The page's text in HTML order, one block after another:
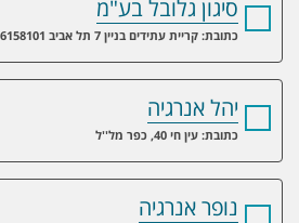
סיגון גלובל בע"מ
כתובת: קריית עתידים בניין 7 תל אביב 6158101
יהל אנרגיה
כתובת: עין חי 40, כפר מל''ל
נופר אנרגיה